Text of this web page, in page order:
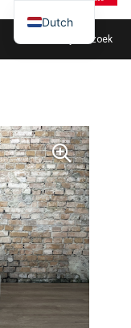
Plan mijn bezoek
Dutch